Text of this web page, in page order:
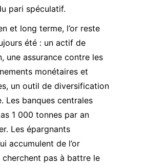
pari spéculatif.
et long terme, l’or reste
été : un actif de
une assurance contre les
monétaires et
un outil de diversification
Les banques centrales
1 000 tonnes par an
Les épargnants
accumulent de l’or
cherchent pas à battre le